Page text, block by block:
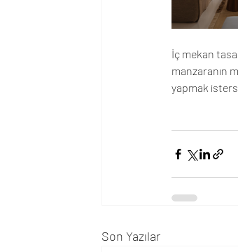
İç mekan
manzaranın
yapmak
Son Yazılar